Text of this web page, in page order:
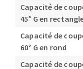
Capacité de
45° G en
Capacité de
60° G en rond
Capacité de